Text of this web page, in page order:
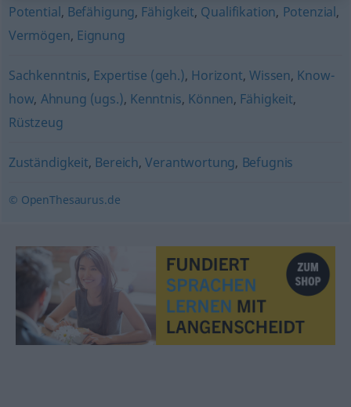
Potential, Befähigung, Fähigkeit, Qualifikation, Potenzial,
Vermögen, Eignung
Sachkenntnis, Expertise (geh.), Horizont,Wissen, Know-
how, Ahnung (ugs.), Kenntnis, Können, Fähigkeit,
Rüstzeug
Zuständigkeit, Bereich,Verantwortung, Befugnis
© OpenThesaurus.de